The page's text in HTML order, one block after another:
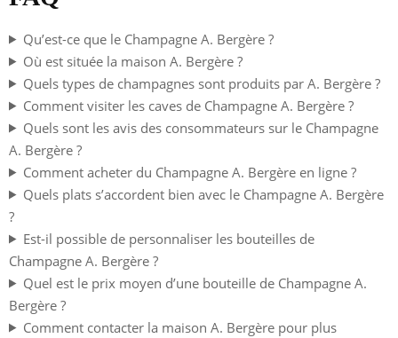
Qu’est-ce que le Champagne A. Bergère ?
Où est située la maison A. Bergère ?
Quels types de champagnes sont produits par A. Bergère ?
Comment visiter les caves de Champagne A. Bergère ?
Quels sont les avis des consommateurs sur le Champagne
A. Bergère ?
Comment acheter du Champagne A. Bergère en ligne ?
Quels plats s’accordent bien avec le Champagne A. Bergère
?
Est-il possible de personnaliser les bouteilles de
Champagne A. Bergère ?
Quel est le prix moyen d’une bouteille de Champagne A.
Bergère ?
Comment contacter la maison A. Bergère pour plus